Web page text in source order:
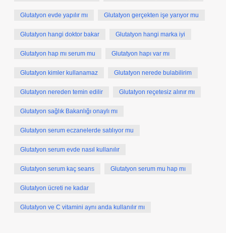
Glutatyon evde yapılır mı Glutatyon gerçekten işe yarıyor mu
Glutatyon hangi doktor bakar Glutatyon hangi marka iyi
Glutatyon hap mı serum mu Glutatyon hapı var mı
Glutatyon kimler kullanamaz Glutatyon nerede bulabilirim
Glutatyon nereden temin edilir Glutatyon reçetesiz alınır mı
Glutatyon sağlık Bakanlığı onaylı mı
Glutatyon serum eczanelerde satılıyor mu
Glutatyon serum evde nasıl kullanılır
Glutatyon serum kaç seans Glutatyon serum mu hap mı
Glutatyon ücreti ne kadar
Glutatyon ve C vitamini aynı anda kullanılır mı